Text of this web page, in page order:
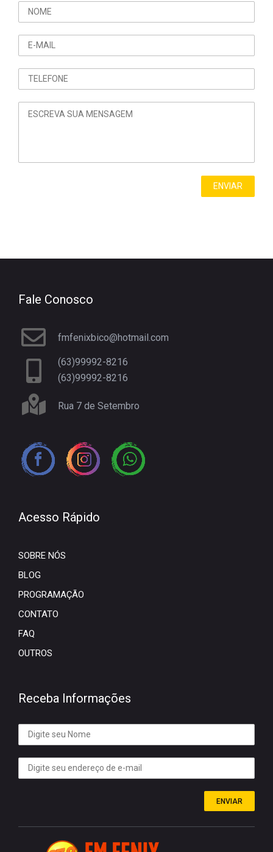
Fale Conosco
fmfenixbico@hotmail.com
(63)99992-8216
(63)99992-8216
Rua 7 de Setembro
Acesso Rápido
SOBRE NÓS
BLOG
PROGRAMAÇÃO
CONTATO
FAQ
OUTROS
Receba Informações
ENVIAR